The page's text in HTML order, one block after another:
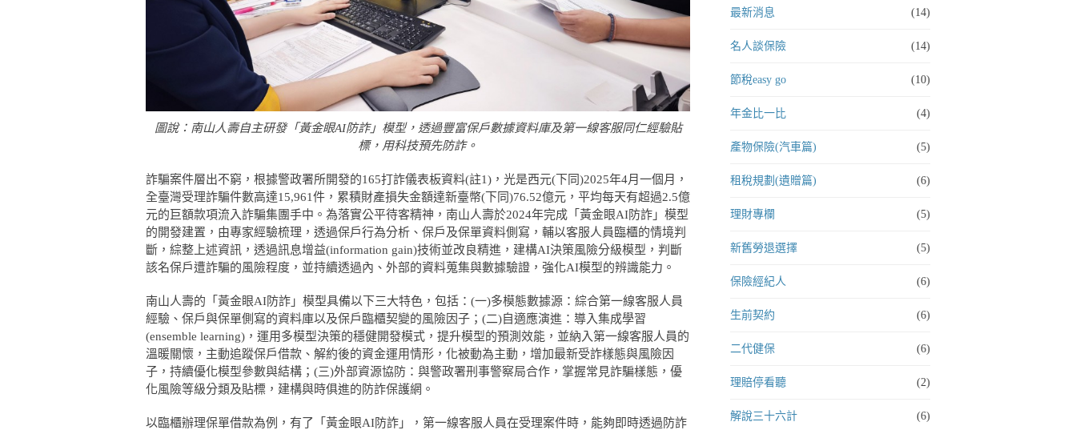
圖說：南山人壽自主研發「黃金眼AI防詐」模型，透過豐富保戶數據資料庫及第一線客服同仁經驗貼
標，用科技預先防詐。
詐騙案件層出不窮，根據警政署所開發的165打詐儀表板資料(註1)，光是西元(下同)2025年4月一個月，
全臺灣受理詐騙件數高達15,961件，累積財產損失金額達新臺幣(下同)76.52億元，平均每天有超過2.5億
元的巨額款項流入詐騙集團手中。為落實公平待客精神，南山人壽於2024年完成「黃金眼AI防詐」模型
的開發建置，由專家經驗梳理，透過保戶行為分析、保戶及保單資料側寫，輔以客服人員臨櫃的情境判
斷，綜整上述資訊，透過訊息增益(information gain)技術並改良精進，建構AI決策風險分級模型，判斷
該名保戶遭詐騙的風險程度，並持續透過內、外部的資料蒐集與數據驗證，強化AI模型的辨識能力。
南山人壽的「黃金眼AI防詐」模型具備以下三大特色，包括：(一)多模態數據源：綜合第一線客服人員
經驗、保戶與保單側寫的資料庫以及保戶臨櫃契變的風險因子；(二)自適應演進：導入集成學習
(ensemble learning)，運用多模型決策的穩健開發模式，提升模型的預測效能，並納入第一線客服人員的
溫暖關懷，主動追蹤保戶借款、解約後的資金運用情形，化被動為主動，增加最新受詐樣態與風險因
子，持續優化模型參數與結構；(三)外部資源協防：與警政署刑事警察局合作，掌握常見詐騙樣態，優
化風險等級分類及貼標，建構與時俱進的防詐保護網。
以臨櫃辦理保單借款為例，有了「黃金眼AI防詐」，第一線客服人員在受理案件時，能夠即時透過防詐
最新消息 (14)
名人談保險 (14)
節稅easy go (10)
年金比一比 (4)
產物保險(汽車篇) (5)
租稅規劃(遺贈篇) (6)
理財專欄 (5)
新舊勞退選擇 (5)
保險經紀人 (6)
生前契約 (6)
二代健保 (6)
理賠停看聽 (2)
解說三十六計 (6)